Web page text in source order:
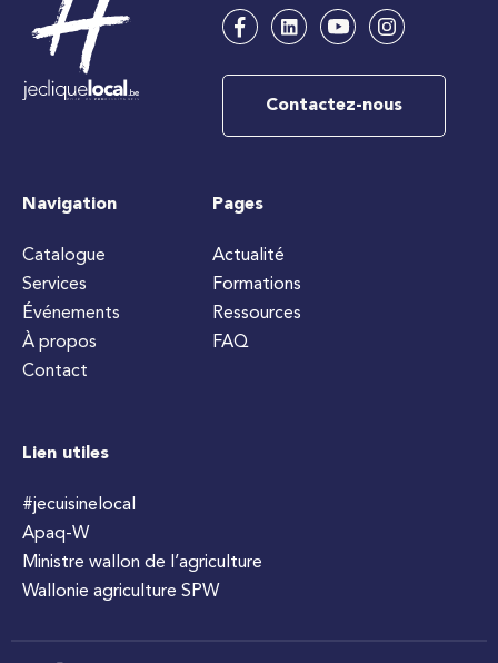
Contactez-nous
Navigation
Catalogue
Services
Événements
À propos
Contact
Pages
Actualité
Formations
Ressources
FAQ
Lien utiles
#jecuisinelocal
Apaq-W
Ministre wallon de l’agriculture
Wallonie agriculture SPW